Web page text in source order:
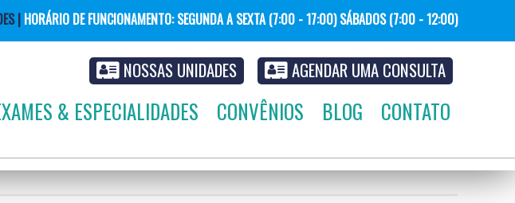
| HORÁRIO DE FUNCIONAMENTO: SEGUNDAASEXTA (7:00 - 17:00) SÁBADOS (7:00 - 12:00)
NOSSAS UNIDADES AGENDAR UMA CONSULTA
& ESPECIALIDADES CONVÊNIOS BLOG CONTATO